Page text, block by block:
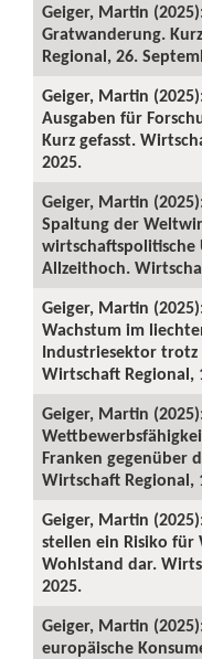
Geiger, Martin
Gratwanderung.
Regional, 26.
Geiger, Martin
Ausgaben für
Kurz gefasst.
2025.
Geiger, Martin
Spaltung der
wirtschaftspolitische
Allzeithoch.
Geiger, Martin
Wachstum im
Industriesektor
Wirtschaft Regional,
Geiger, Martin
Franken gegenüber
Wirtschaft Regional,
Geiger, Martin
stellen ein Risiko für
Wohlstand dar.
2025.
Geiger, Martin
europäische